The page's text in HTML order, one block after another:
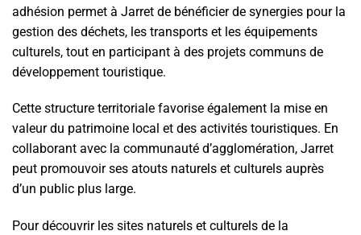
adhésion permet à Jarret de bénéficier de synergies pour la
gestion des déchets, les transports et les équipements
culturels, tout en participant à des projets communs de
développement touristique.
Cette structure territoriale favorise également la mise en
valeur du patrimoine local et des activités touristiques. En
collaborant avec la communauté d’agglomération, Jarret
peut promouvoir ses atouts naturels et culturels auprès
d’un public plus large.
Pour découvrir les sites naturels et culturels de la